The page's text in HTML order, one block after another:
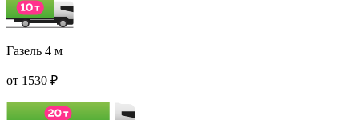
Газель 4 м
от 1530 ₽